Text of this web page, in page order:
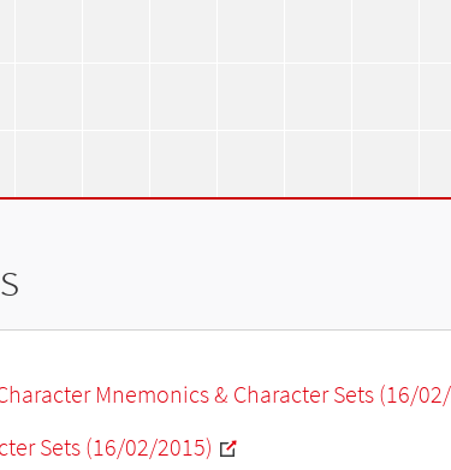
Mnemonics & Character Sets (16/
Sets (16/02/2015)